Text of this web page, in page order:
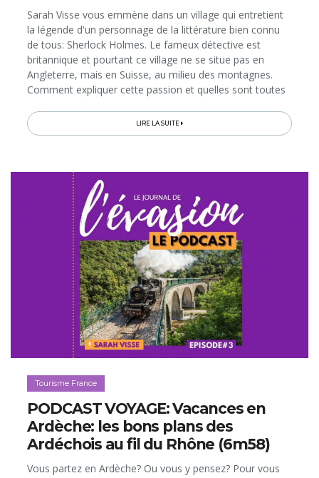
Sarah Visse vous emmène dans un village qui entretient
la légende d'un personnage de la littérature bien connu
de tous: Sherlock Holmes. Le fameux détective est
britannique et pourtant ce village ne se situe pas en
Angleterre, mais en Suisse, au milieu des montagnes.
Comment expliquer cette passion et quelles sont toutes
LIRE LA SUITE
Tourisme France
PODCAST VOYAGE: Vacances en
Ardèche: les bons plans des
Ardéchois au fil du Rhône (6m58)
Vous partez en Ardèche? Ou vous y pensez? Pour vous